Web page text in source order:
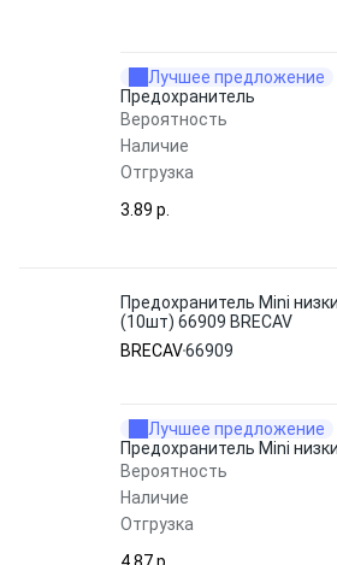
Лучшее предложение
Предохранитель
Вероятность
Наличие
Отгрузка
3.89 p.
Предохранитель Mini
(10шт) 66909 BRECAV
BRECAV66909
Лучшее предложение
Предохранитель Mini
Вероятность
Наличие
Отгрузка